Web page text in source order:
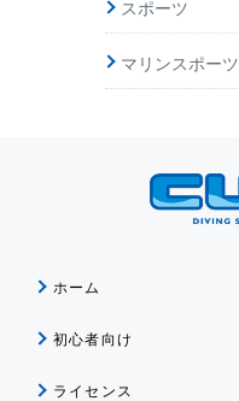
スポーツ
マリンスポーツ
ホーム
初心者向け
ライセンス